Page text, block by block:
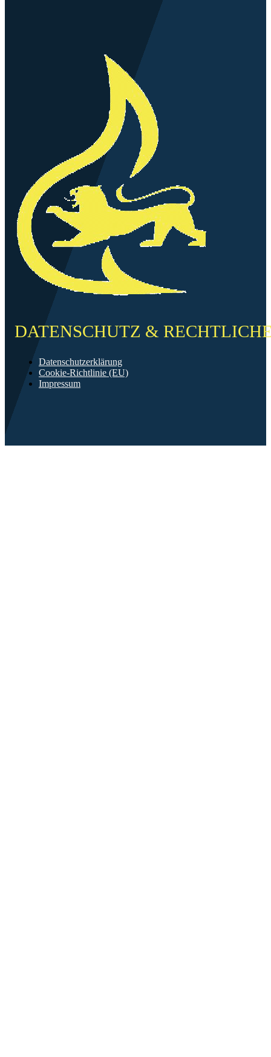
DATENSCHUTZ &
Datenschutzerklärung
Cookie-Richtlinie (EU)
Impressum